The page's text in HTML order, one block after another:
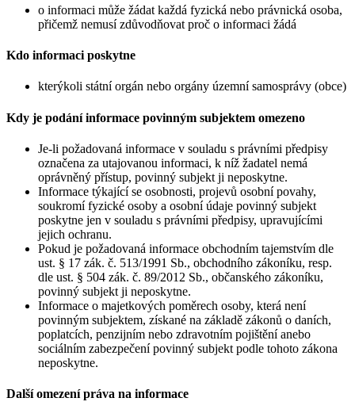
o informaci může žádat každá fyzická nebo právnická osoba,
přičemž nemusí zdůvodňovat proč o informaci žádá
Kdo informaci poskytne
kterýkoli státní orgán nebo orgány územní samosprávy (obce)
Kdy je podání informace povinným subjektem omezeno
Je-li požadovaná informace v souladu s právními předpisy
označena za utajovanou informaci, k níž žadatel nemá
oprávněný přístup, povinný subjekt ji neposkytne.
Informace týkající se osobnosti, projevů osobní povahy,
soukromí fyzické osoby a osobní údaje povinný subjekt
poskytne jen v souladu s právními předpisy, upravujícími
jejich ochranu.
Pokud je požadovaná informace obchodním tajemstvím dle
ust. § 17 zák. č. 513/1991 Sb., obchodního zákoníku, resp.
dle ust. § 504 zák. č. 89/2012 Sb., občanského zákoníku,
povinný subjekt ji neposkytne.
Informace o majetkových poměrech osoby, která není
povinným subjektem, získané na základě zákonů o daních,
poplatcích, penzijním nebo zdravotním pojištění anebo
sociálním zabezpečení povinný subjekt podle tohoto zákona
neposkytne.
Další omezení práva na informace